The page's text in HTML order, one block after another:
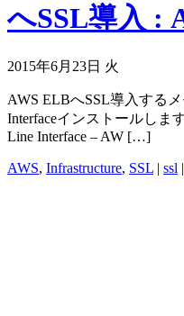
へSSL導入 :
2015年6月23日 火
AWS ELBへSSL導入する
Interfaceインストールしま
Line Interface – AW […]
AWS, Infrastructure, SSL | ssl |